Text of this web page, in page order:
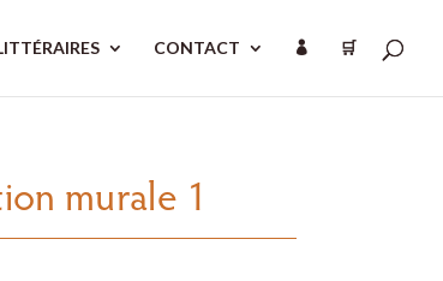
CONTACT  🛒
murale 1